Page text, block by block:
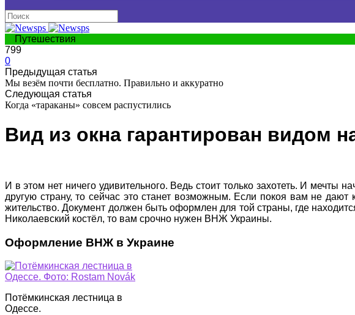
Путешествия
799
0
Предыдущая статья
Мы везём почти бесплатно. Правильно и аккуратно
Следующая статья
Когда «тараканы» совсем распустились
Вид из окна гарантирован видом
И в этом нет ничего удивительного. Ведь стоит только захотеть. И мечты
другую страну, то сейчас это станет возможным. Если покоя вам не
жительство. Документ должен быть оформлен для той страны, где
Николаевский костёл, то вам срочно нужен ВНЖ Украины.
Оформление ВНЖ в Украине
Потёмкинская лестница в
Одессе.